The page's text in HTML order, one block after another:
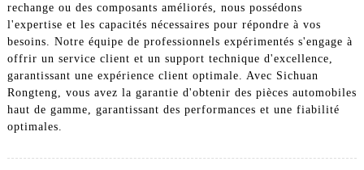
rechange ou des composants améliorés, nous possédons
l'expertise et les capacités nécessaires pour répondre à vos
besoins. Notre équipe de professionnels expérimentés s'engage à
offrir un service client et un support technique d'excellence,
garantissant une expérience client optimale. Avec Sichuan
Rongteng, vous avez la garantie d'obtenir des pièces automobiles
haut de gamme, garantissant des performances et une fiabilité
optimales.